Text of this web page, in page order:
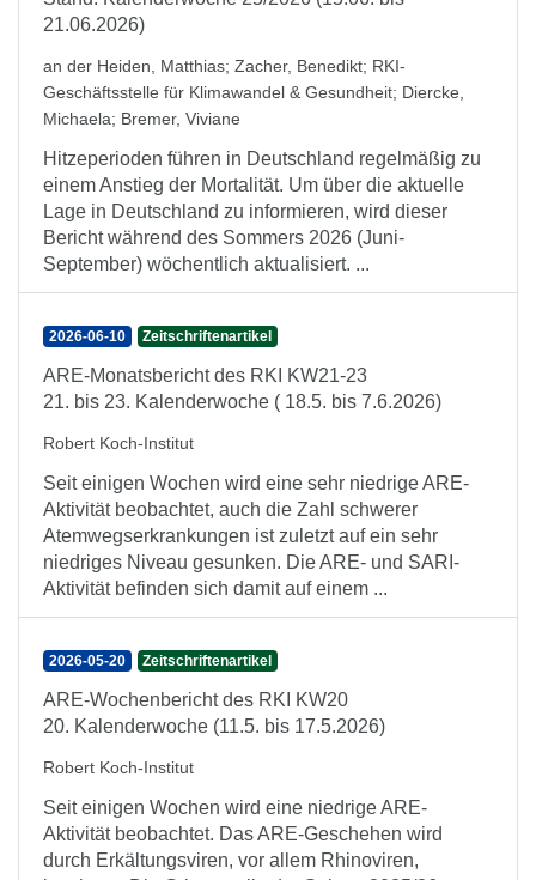
21.06.2026)
an der Heiden, Matthias; Zacher, Benedikt; RKI-
Geschäftsstelle für Klimawandel & Gesundheit; Diercke,
Michaela; Bremer, Viviane
Hitzeperioden führen in Deutschland regelmäßig zu
einem Anstieg der Mortalität. Um über die aktuelle
Lage in Deutschland zu informieren, wird dieser
Bericht während des Sommers 2026 (Juni-
September) wöchentlich aktualisiert. ...
2026-06-10 Zeitschriftenartikel
ARE-Monatsbericht des RKI KW21-23
21. bis 23. Kalenderwoche ( 18.5. bis 7.6.2026)
Robert Koch-Institut
Seit einigen Wochen wird eine sehr niedrige ARE-
Aktivität beobachtet, auch die Zahl schwerer
Atemwegserkrankungen ist zuletzt auf ein sehr
niedriges Niveau gesunken. Die ARE- und SARI-
Aktivität befinden sich damit auf einem ...
2026-05-20 Zeitschriftenartikel
ARE-Wochenbericht des RKI KW20
20. Kalenderwoche (11.5. bis 17.5.2026)
Robert Koch-Institut
Seit einigen Wochen wird eine niedrige ARE-
Aktivität beobachtet. Das ARE-Geschehen wird
durch Erkältungsviren, vor allem Rhinoviren,